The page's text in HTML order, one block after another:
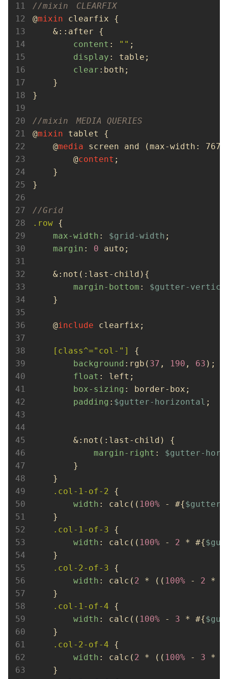
//mixin　CLEARFIX
@mixin clearfix {
    &::after {
content : "" ;
display : table;
clear :both;
    }
}
//mixin　MEDIA QUERIES
@mixin tablet {
    @
media screen and (max-width:
        @
content ;
    }
}
//Grid
.row {
max-width : $grid-width ;
margin : 0 auto;
    &:not(:last-child){
margin-bottom : $gutter-
    }
    @
include clearfix;
[class^="col-"]
{
background :rgb( 37 , 190 , 63 );
float : left;
box-sizing : border-box;
padding : $gutter-horizontal ;
        &:not(:last-child) {
margin-right : $gutter-
        }
    }
.col-1-of-2 {
width : calc(( 100% - #{
    }
.col-1-of-3 {
width : calc(( 100% - 2 * #{
    }
.col-2-of-3 {
width : calc( 2 * (( 100% - 2 *
    }
.col-1-of-4 {
width : calc(( 100% - 3 * #{
    }
.col-2-of-4 {
width : calc( 2 * (( 100% - 3 *
    }